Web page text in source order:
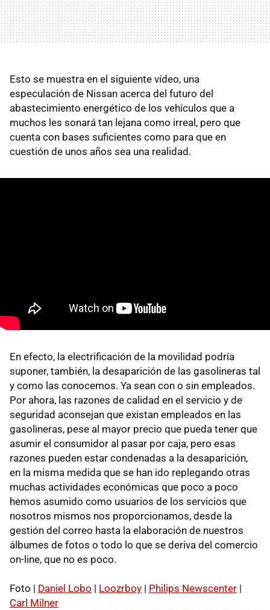
Esto se muestra en el siguiente vídeo, una
especulación de Nissan acerca del futuro del
abastecimiento energético de los vehículos que a
muchos les sonará tan lejana como irreal, pero que
cuenta con bases suficientes como para que en
cuestión de unos años sea una realidad.
En efecto, la electrificación de la movilidad podría
suponer, también, la desaparición de las gasolineras tal
y como las conocemos. Ya sean con o sin empleados.
Por ahora, las razones de calidad en el servicio y de
seguridad aconsejan que existan empleados en las
gasolineras, pese al mayor precio que pueda tener que
asumir el consumidor al pasar por caja, pero esas
razones pueden estar condenadas a la desaparición,
en la misma medida que se han ido replegando otras
muchas actividades económicas que poco a poco
hemos asumido como usuarios de los servicios que
nosotros mismos nos proporcionamos, desde la
gestión del correo hasta la elaboración de nuestros
álbumes de fotos o todo lo que se deriva del comercio
on-line, que no es poco.
Foto | Daniel Lobo | Loozrboy | Philips Newscenter |
Carl Milner